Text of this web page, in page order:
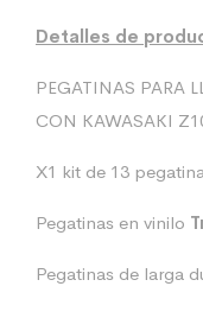
Detalles de
PEGATINAS PARA
CON KAWASAKI
X1 kit de 13
Pegatinas en vinilo
Pegatinas de larga